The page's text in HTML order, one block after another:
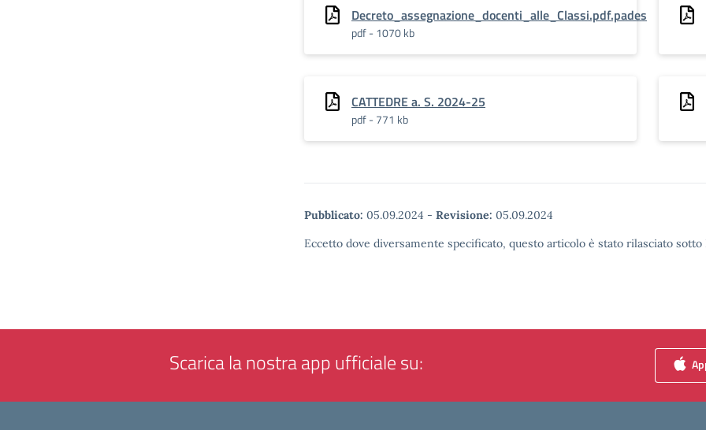
Decreto_assegnazione_docenti_alle_Classi.pdf.pades
pdf - 1070 kb
CATTEDRE a. S. 2024-25
pdf - 771 kb
Pubblicato: 05.09.2024 - Revisione: 05.09.2024
Eccetto dove diversamente specificato, questo articolo è stato rilasciato
Scarica la nostra app ufficiale su: